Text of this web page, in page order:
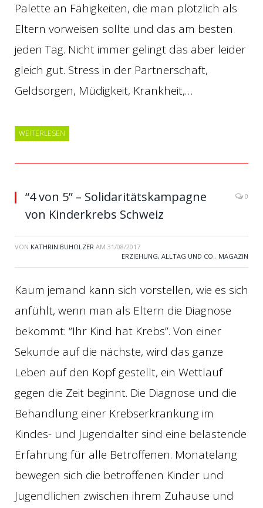
Palette an Fähigkeiten, die man plötzlich als
Eltern vorweisen sollte und das am besten
jeden Tag. Nicht immer gelingt das aber leider
gleich gut. Stress in der Partnerschaft,
Geldsorgen, Müdigkeit, Krankheit,…
WEITERLESEN
“4 von 5” – Solidaritätskampagne
von Kinderkrebs Schweiz
0
VON KATHRIN BUHOLZER AM 31/08/2017
ERZIEHUNG, ALLTAG UND CO., MAGAZIN
Kaum jemand kann sich vorstellen, wie es sich
anfühlt, wenn man als Eltern die Diagnose
bekommt: “Ihr Kind hat Krebs”. Von einer
Sekunde auf die nächste, wird das ganze
Leben auf den Kopf gestellt, ein Wettlauf
gegen die Zeit beginnt. Die Diagnose und die
Behandlung einer Krebserkrankung im
Kindes- und Jugendalter sind eine belastende
Erfahrung für alle Betroffenen. Monatelang
bewegen sich die betroffenen Kinder und
Jugendlichen zwischen ihrem Zuhause und